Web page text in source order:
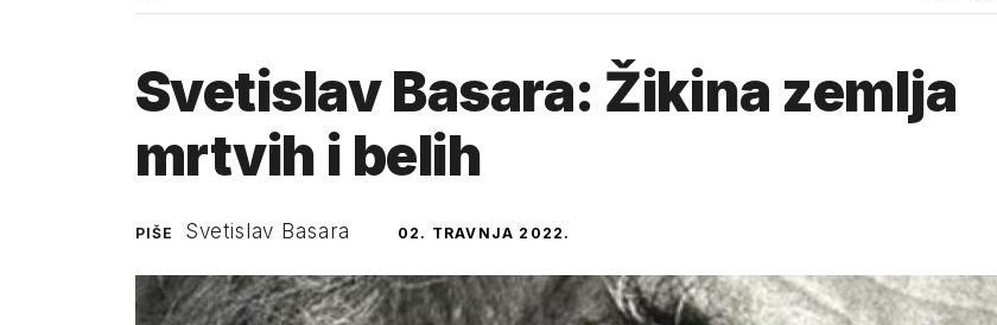
Svetislav Basara: Žikina zemlja
mrtvih i belih
PIŠE Svetislav Basara 02. TRAVNJA 2022.